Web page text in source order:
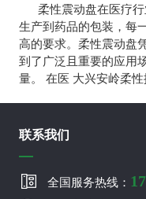
柔性震动盘在医疗行
生产到药品的包装，每
高的要求。柔性震动盘
到了广泛且重要的应用
量。 在医 大兴安岭柔性
联系我们
全国服务热线：